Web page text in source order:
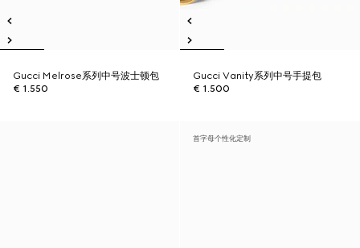
Gucci Melrose系列中号波士顿包
€ 1.550
Gucci Vanity系列中号手提包
€ 1.500
首字母个性化定制